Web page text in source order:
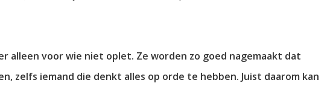
alleen voor wie niet oplet. Ze worden zo goed nagemaakt dat
zelfs iemand die denkt alles op orde te hebben. Juist daarom kan